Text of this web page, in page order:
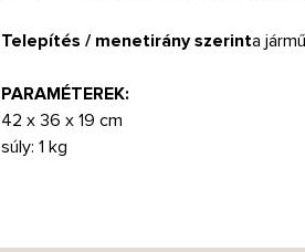
Telepítés / menetirány szerinta
PARAMÉTEREK:
42 x 36 x 19 cm
súly: 1 kg